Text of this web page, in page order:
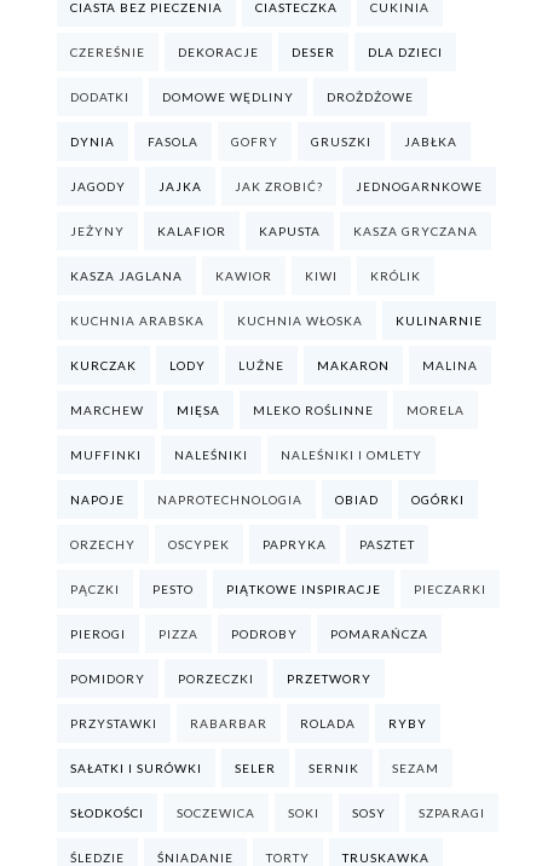
CIASTA BEZ PIECZENIA CIASTECZKA CUKINIA
CZEREŚNIE DEKORACJE DESER DLA DZIECI
DODATKI DOMOWE WĘDLINY DROŻDŻOWE
DYNIA FASOLA GOFRY GRUSZKI JABŁKA
JAGODY JAJKA JAK ZROBIĆ? JEDNOGARNKOWE
JEŻYNY KALAFIOR KAPUSTA KASZA GRYCZANA
KASZA JAGLANA KAWIOR KIWI KRÓLIK
KUCHNIA ARABSKA KUCHNIA WŁOSKA KULINARNIE
KURCZAK LODY LUŹNE MAKARON MALINA
MARCHEW MIĘSA MLEKO ROŚLINNE MORELA
MUFFINKI NALEŚNIKI NALEŚNIKI I OMLETY
NAPOJE NAPROTECHNOLOGIA OBIAD OGÓRKI
ORZECHY OSCYPEK PAPRYKA PASZTET
PĄCZKI PESTO PIĄTKOWE INSPIRACJE PIECZARKI
PIEROGI PIZZA PODROBY POMARAŃCZA
POMIDORY PORZECZKI PRZETWORY
PRZYSTAWKI RABARBAR ROLADA RYBY
SAŁATKI I SURÓWKI SELER SERNIK SEZAM
SŁODKOŚCI SOCZEWICA SOKI SOSY SZPARAGI
ŚLEDZIE ŚNIADANIE TORTY TRUSKAWKA